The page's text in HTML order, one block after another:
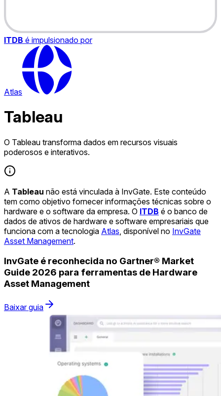
ITDB é impulsionado por
Atlas
Tableau
O Tableau transforma dados em recursos visuais
poderosos e interativos.
A Tableau não está vinculada à InvGate. Este conteúdo
tem como objetivo fornecer informações técnicas sobre o
hardware e o software da empresa. O ITDB é o banco de
dados de ativos de hardware e software empresariais que
funciona com a tecnologia Atlas , disponível no InvGate
Asset Management.
InvGate é reconhecida no Gartner® Market
Guide 2026 para ferramentas de Hardware
Asset Management
Baixar guia